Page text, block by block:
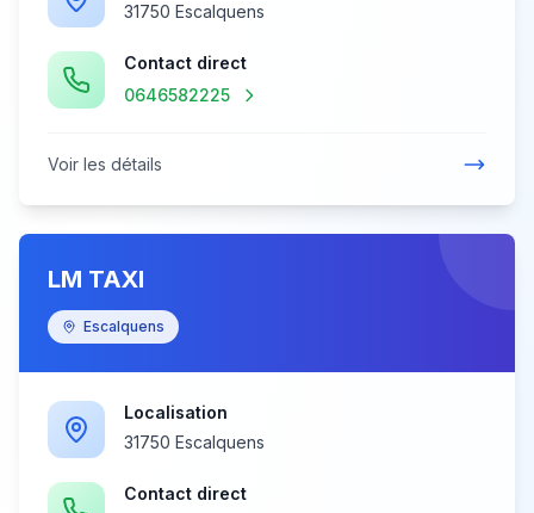
31750 Escalquens
Contact direct
0646582225
Voir les détails
LM TAXI
Escalquens
Localisation
31750 Escalquens
Contact direct